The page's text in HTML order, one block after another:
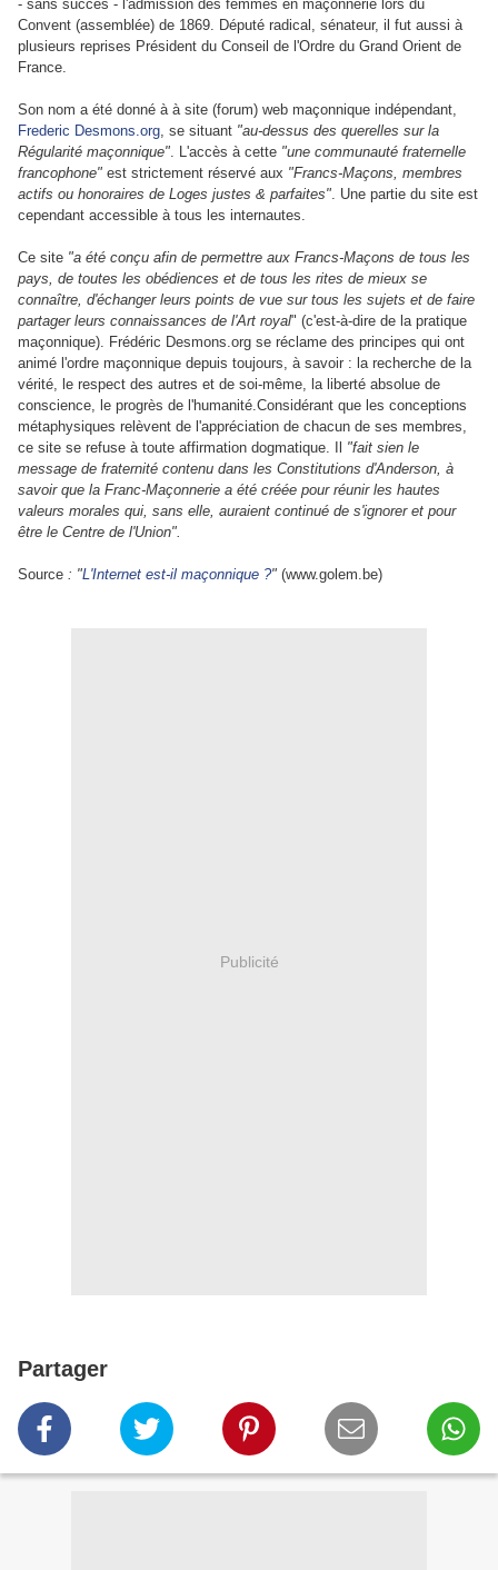
- sans succès - l'admission des femmes en maçonnerie lors du
Convent (assemblée) de 1869. Député radical, sénateur, il fut aussi à
plusieurs reprises Président du Conseil de l'Ordre du Grand Orient de
France.
Son nom a été donné à à site (forum) web maçonnique indépendant,
Frederic Desmons.org, se situant "au-dessus des querelles sur la
Régularité maçonnique". L'accès à cette "une communauté fraternelle
francophone" est strictement réservé aux "Francs-Maçons, membres
actifs ou honoraires de Loges justes & parfaites". Une partie du site est
cependant accessible à tous les internautes.
Ce site "a été conçu afin de permettre aux Francs-Maçons de tous les
pays, de toutes les obédiences et de tous les rites de mieux se
connaître, d'échanger leurs points de vue sur tous les sujets et de faire
partager leurs connaissances de l'Art royal" (c'est-à-dire de la pratique
maçonnique). Frédéric Desmons.org se réclame des principes qui ont
animé l'ordre maçonnique depuis toujours, à savoir : la recherche de la
vérité, le respect des autres et de soi-même, la liberté absolue de
conscience, le progrès de l'humanité.Considérant que les conceptions
métaphysiques relèvent de l'appréciation de chacun de ses membres,
ce site se refuse à toute affirmation dogmatique. Il "fait sien le
message de fraternité contenu dans les Constitutions d'Anderson, à
savoir que la Franc-Maçonnerie a été créée pour réunir les hautes
valeurs morales qui, sans elle, auraient continué de s'ignorer et pour
être le Centre de l'Union".
Source : "L'Internet est-il maçonnique ?" (www.golem.be)
Publicité
Partager